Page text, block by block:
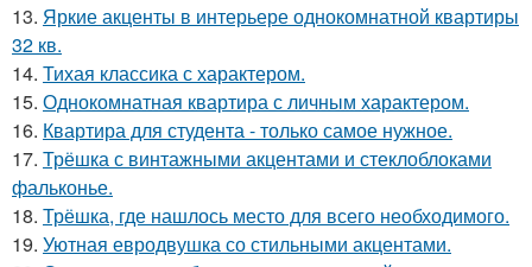
13. Яркие акценты в интерьере однокомнатной квартиры
32 кв.
14. Тихая классика с характером.
15. Однокомнатная квартира с личным характером.
16. Квартира для студента - только самое нужное.
17. Трёшка с винтажными акцентами и стеклоблоками
фальконье.
18. Трёшка, где нашлось место для всего необходимого.
19. Уютная евродвушка со стильными акцентами.